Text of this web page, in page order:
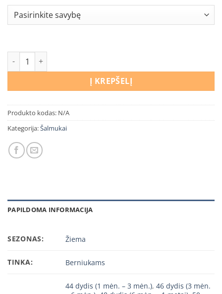
produkto kiekis: Šalmukas Traktoriai
Į KREPŠELĮ
Produkto kodas: N/A
Kategorija:Šalmukai
PAPILDOMA INFORMACIJA
SEZONAS: Žiema
TINKA: Berniukams
44 dydis (1 mėn. – 3 mėn.),46 dydis (3 mėn.